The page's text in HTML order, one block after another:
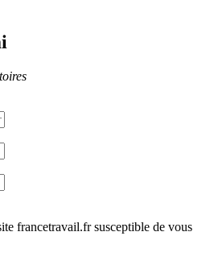
francetravail.fr susceptible de vous